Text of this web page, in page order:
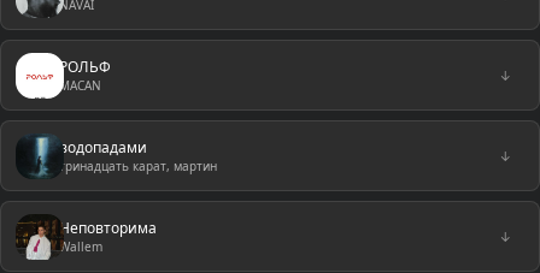
NAVAI
РОЛЬФ
MACAN
↓
водопадами
тринадцать карат, мартин
↓
Неповторима
Wallem
↓